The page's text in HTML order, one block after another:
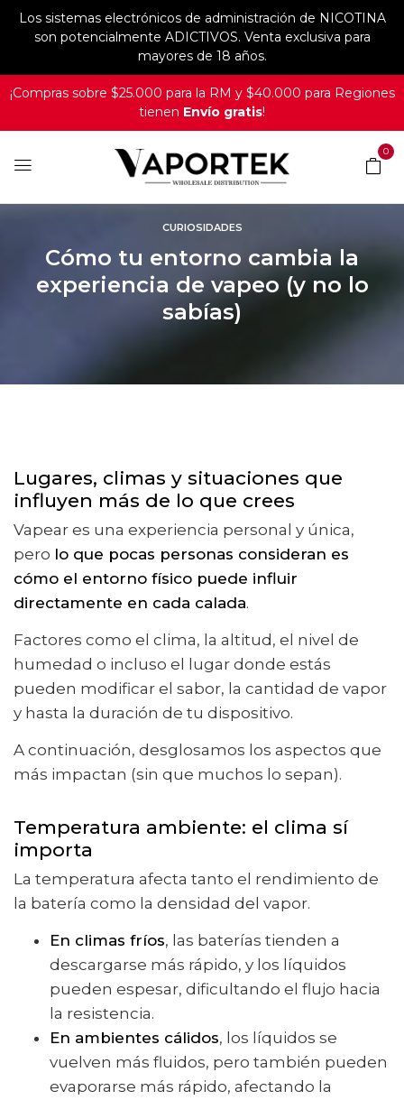
Los sistemas electrónicos de administración de NICOTINA
son potencialmente ADICTIVOS. Venta exclusiva para
mayores de 18 años.
¡Compras sobre $25.000 para la RM y $40.000 para Regiones
tienen Envío gratis!
0
CURIOSIDADES
Cómo tu entorno cambia la
experiencia de vapeo (y no lo
sabías)
Lugares, climas y situaciones que
influyen más de lo que crees
Vapear es una experiencia personal y única,
pero lo que pocas personas consideran es
cómo el entorno físico puede influir
directamente en cada calada.
Factores como el clima, la altitud, el nivel de
humedad o incluso el lugar donde estás
pueden modificar el sabor, la cantidad de vapor
y hasta la duración de tu dispositivo.
A continuación, desglosamos los aspectos que
más impactan (sin que muchos lo sepan).
Temperatura ambiente: el clima sí
importa
La temperatura afecta tanto el rendimiento de
la batería como la densidad del vapor.
En climas fríos, las baterías tienden a
descargarse más rápido, y los líquidos
pueden espesar, dificultando el flujo hacia
la resistencia.
En ambientes cálidos, los líquidos se
vuelven más fluidos, pero también pueden
evaporarse más rápido, afectando la